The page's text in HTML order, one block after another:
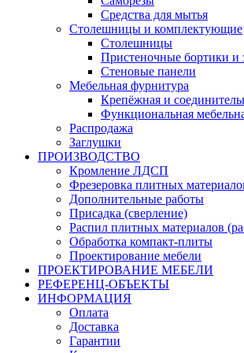
Средства для мытья
Столешницы и комплектующие
Столешницы
Пристеночные бортики и
Стеновые панели
Мебельная фурнитура
Крепёжная и
Функциональная
Распродажа
Заглушки
ПРОИЗВОДСТВО
Кромление ЛДСП
Фрезеровка плитных
Дополнительные работы
Присадка (сверление)
Распил плитных материалов
Обработка компакт-плиты
Проектирование мебели
ПРОЕКТИРОВАНИЕ МЕБЕЛИ
РЕФЕРЕНЦ-ОБЪЕKТЫ
ИНФОРМАЦИЯ
Оплата
Доставка
Гарантии